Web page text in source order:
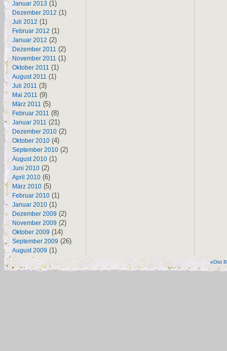
Januar 2013 (1)
Dezember 2012 (1)
Juli 2012 (1)
Februar 2012 (1)
Januar 2012 (2)
Dezember 2011 (2)
November 2011 (1)
Oktober 2011 (1)
August 2011 (1)
Juli 2011 (3)
Mai 2011 (9)
März 2011 (5)
Februar 2011 (8)
Januar 2011 (21)
Dezember 2010 (2)
Oktober 2010 (4)
September 2010 (2)
August 2010 (1)
Juni 2010 (2)
April 2010 (6)
März 2010 (5)
Februar 2010 (1)
Januar 2010 (1)
Dezember 2009 (2)
November 2009 (2)
Oktober 2009 (14)
September 2009 (26)
August 2009 (1)
eDist